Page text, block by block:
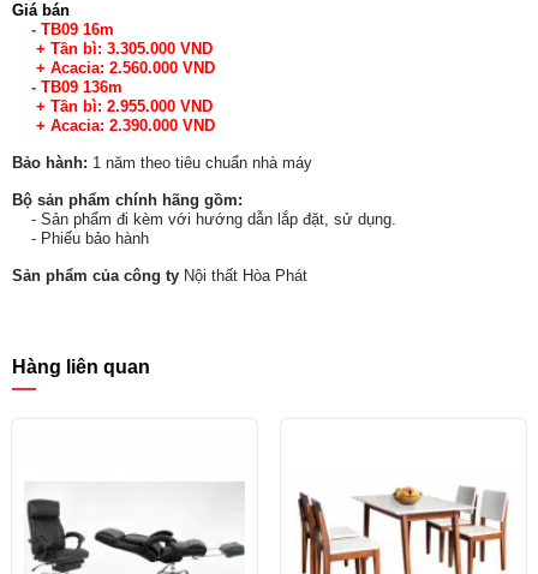
Giá bán
- TB09 16m
+ Tần bì: 3.305.000 VND
+ Acacia: 2.560.000 VND
- TB09 136m
+ Tần bì: 2.955.000 VND
+ Acacia: 2.390.000 VND
Bảo hành: 1 năm theo tiêu chuẩn nhà máy
Bộ sản phẩm chính hãng gồm:
- Sản phẩm đi kèm với hướng dẫn lắp đặt, sử dụng.
- Phiếu bảo hành
Sản phẩm của công ty Nội thất Hòa Phát
Hàng liên quan